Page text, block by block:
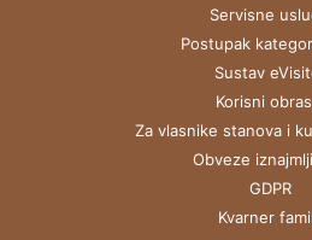
Servisne
Postupak
Sustav
Korisni
Za vlasnike stanova i
Obveze
GDPR
Kvarner